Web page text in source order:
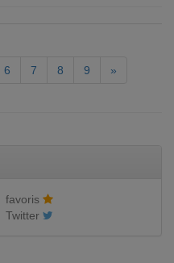
6 7 8 9 »
favoris
Twitter